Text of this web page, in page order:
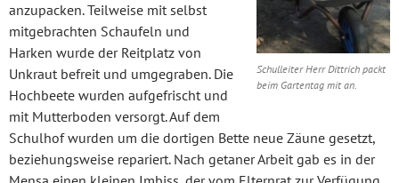
Schulleiter Herr Dittrich packt
beim Gartentag mit an.
anzupacken. Teilweise mit selbst
mitgebrachten Schaufeln und
Harken wurde der Reitplatz von
Unkraut befreit und umgegraben. Die
Hochbeete wurden aufgefrischt und
mit Mutterboden versorgt. Auf dem
Schulhof wurden um die dortigen Bette neue Zäune gesetzt,
beziehungsweise repariert. Nach getaner Arbeit gab es in der